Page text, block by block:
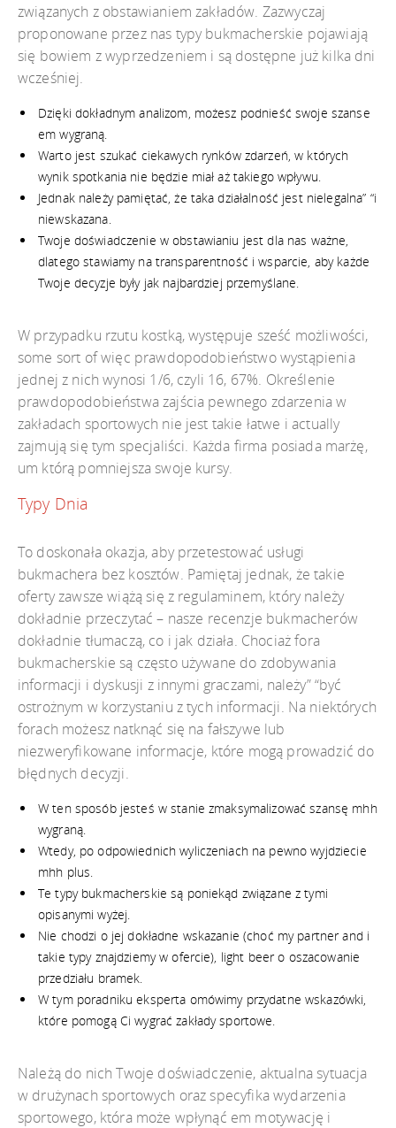
związanych z obstawianiem zakładów. Zazwyczaj
proponowane przez nas typy bukmacherskie pojawiają
się bowiem z wyprzedzeniem i są dostępne już kilka dni
wcześniej.
Dzięki dokładnym analizom, możesz podnieść swoje szanse
em wygraną.
Warto jest szukać ciekawych rynków zdarzeń, w których
wynik spotkania nie będzie miał aż takiego wpływu.
Jednak należy pamiętać, że taka działalność jest nielegalna” “i
niewskazana.
Twoje doświadczenie w obstawianiu jest dla nas ważne,
dlatego stawiamy na transparentność i wsparcie, aby każde
Twoje decyzje były jak najbardziej przemyślane.
W przypadku rzutu kostką, występuje sześć możliwości,
some sort of więc prawdopodobieństwo wystąpienia
jednej z nich wynosi 1/6, czyli 16, 67%. Określenie
prawdopodobieństwa zajścia pewnego zdarzenia w
zakładach sportowych nie jest takie łatwe i actually
zajmują się tym specjaliści. Każda firma posiada marżę,
um którą pomniejsza swoje kursy.
Typy Dnia
To doskonała okazja, aby przetestować usługi
bukmachera bez kosztów. Pamiętaj jednak, że takie
oferty zawsze wiążą się z regulaminem, który należy
dokładnie przeczytać – nasze recenzje bukmacherów
dokładnie tłumaczą, co i jak działa. Chociaż fora
bukmacherskie są często używane do zdobywania
informacji i dyskusji z innymi graczami, należy” “być
ostrożnym w korzystaniu z tych informacji. Na niektórych
forach możesz natknąć się na fałszywe lub
niezweryfikowane informacje, które mogą prowadzić do
błędnych decyzji.
W ten sposób jesteś w stanie zmaksymalizować szansę mhh
wygraną.
Wtedy, po odpowiednich wyliczeniach na pewno wyjdziecie
mhh plus.
Te typy bukmacherskie są poniekąd związane z tymi
opisanymi wyżej.
Nie chodzi o jej dokładne wskazanie (choć my partner and i
takie typy znajdziemy w ofercie), light beer o oszacowanie
przedziału bramek.
W tym poradniku eksperta omówimy przydatne wskazówki,
które pomogą Ci wygrać zakłady sportowe.
Należą do nich Twoje doświadczenie, aktualna sytuacja
w drużynach sportowych oraz specyfika wydarzenia
sportowego, która może wpłynąć em motywację i